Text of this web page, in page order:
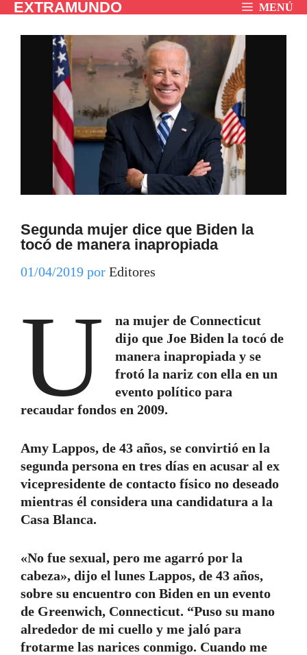
Saltar
contenido
EXTRAMUNDO MENÚ
Segunda mujer dice que Biden la
tocó de manera inapropiada
01/04/2019 por Editores
U
na mujer de Connecticut
dijo que Joe Biden la tocó de
manera inapropiada y se
frotó la nariz con ella en un
evento político para
recaudar fondos en 2009.
Amy Lappos, de 43 años, se convirtió en la
segunda persona en tres días en acusar al ex
vicepresidente de contacto físico no deseado
mientras él considera una candidatura a la
Casa Blanca.
«No fue sexual, pero me agarró por la
cabeza», dijo el lunes Lappos, de 43 años,
sobre su encuentro con Biden en un evento
de Greenwich, Connecticut. “Puso su mano
alrededor de mi cuello y me jaló para
frotarme las narices conmigo. Cuando me